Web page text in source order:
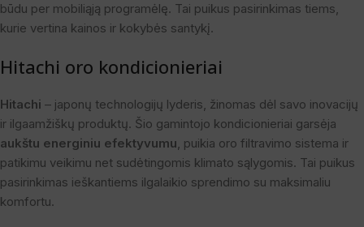
būdu per mobiliąją programėlę. Tai puikus pasirinkimas tiems,
kurie vertina kainos ir kokybės santykį.
Hitachi oro kondicionieriai
Hitachi – japonų technologijų lyderis, žinomas dėl savo inovacijų
ir ilgaamžiškų produktų. Šio gamintojo kondicionieriai garsėja
aukštu energiniu efektyvumu, puikia oro filtravimo sistema ir
patikimu veikimu net sudėtingomis klimato sąlygomis. Tai puikus
pasirinkimas ieškantiems ilgalaikio sprendimo su maksimaliu
komfortu.